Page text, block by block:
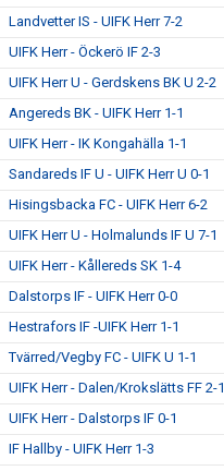
Landvetter IS - UIFK Herr 7-2
UIFK Herr - Öckerö IF 2-3
UIFK Herr U - Gerdskens BK U 2-2
Angereds BK - UIFK Herr 1-1
UIFK Herr - IK Kongahälla 1-1
Sandareds IF U - UIFK Herr U 0-1
Hisingsbacka FC - UIFK Herr 6-2
UIFK Herr U - Holmalunds IF U 7-1
UIFK Herr - Kållereds SK 1-4
Dalstorps IF - UIFK Herr 0-0
Hestrafors IF -UIFK Herr 1-1
Tvärred/Vegby FC - UIFK U 1-1
UIFK Herr - Dalen/Krokslätts FF 2-1
UIFK Herr - Dalstorps IF 0-1
IF Hallby - UIFK Herr 1-3